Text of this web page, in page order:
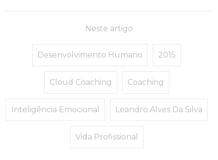
Neste artigo
Desenvolvimento Humano 2015
Cloud Coaching Coaching
Inteligência Emocional Leandro Alves Da Silva
Vida Profissional